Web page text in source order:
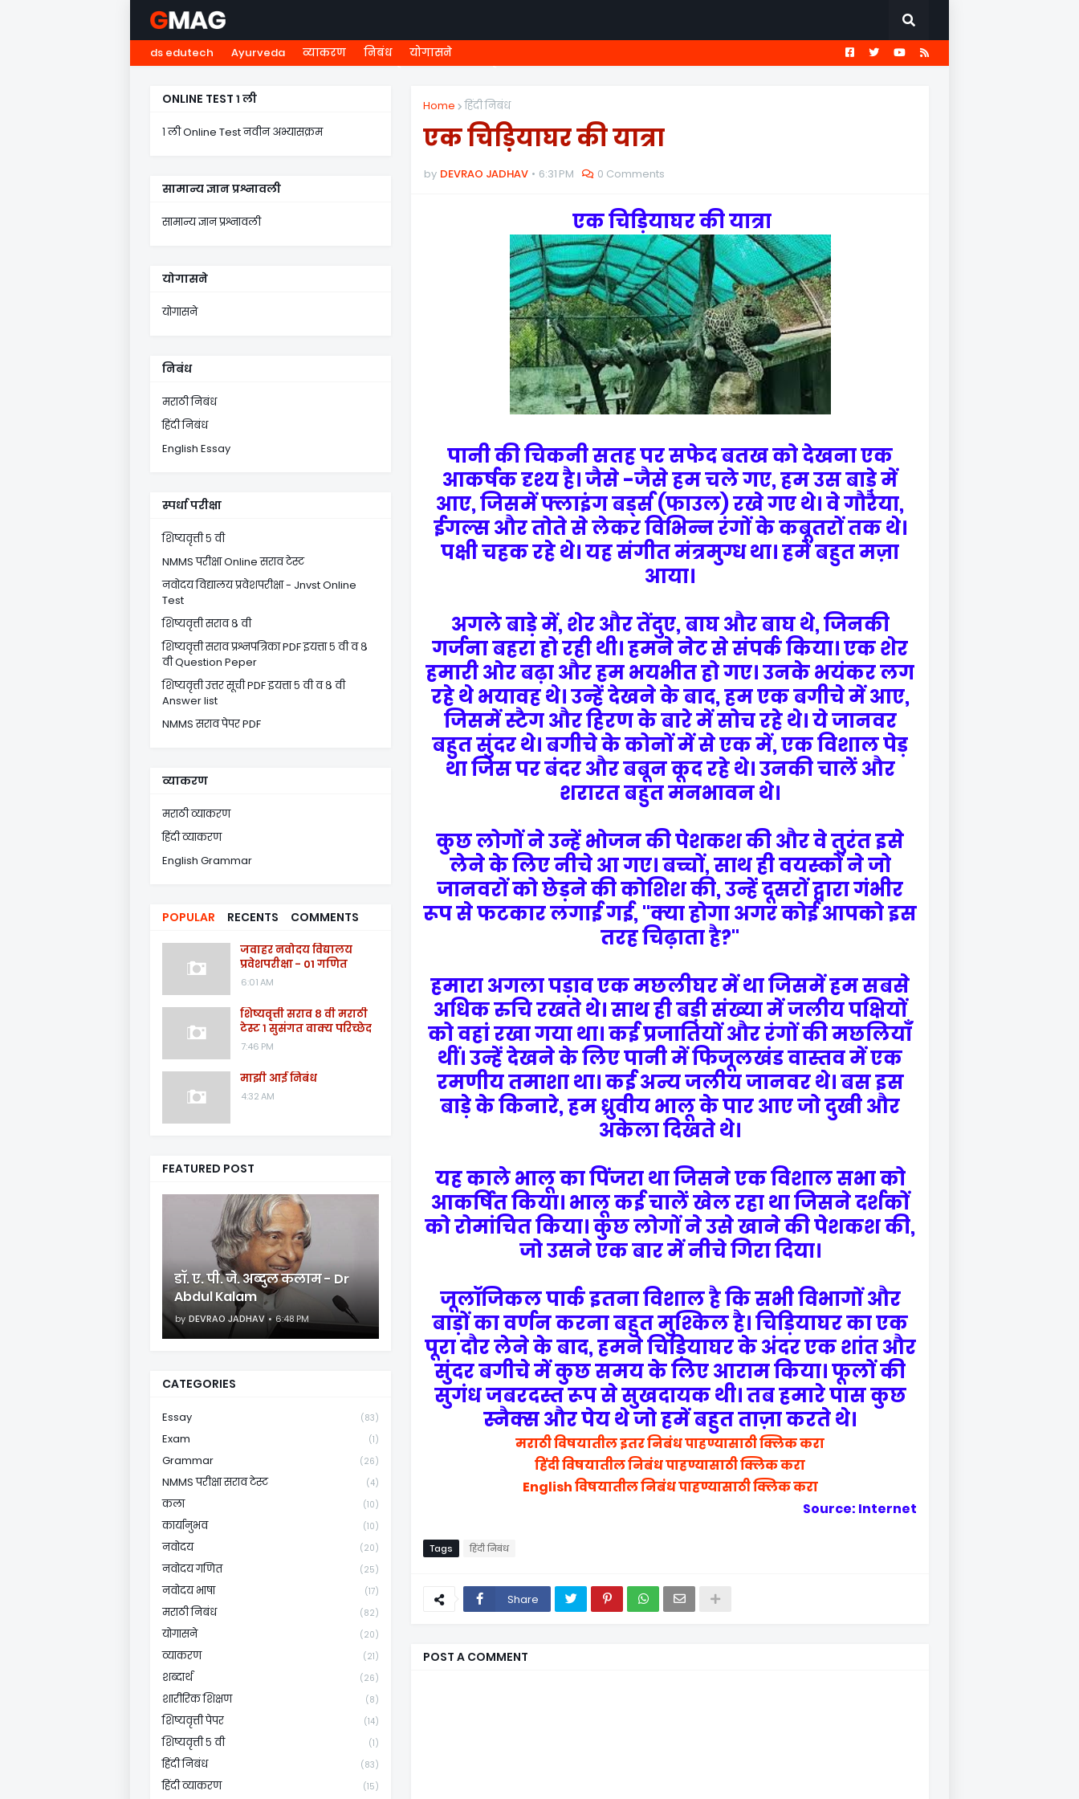
HOME नवोदय NMMS ५ वी शिष्यवृत्ती ८ वी शिष्यवृत्ती सामान्य ज्ञान प्रश्नावली
ds edutech Ayurveda व्याकरण निबंध योगासने
Home हिंदी निबंध
एक चिड़ियाघर की यात्रा
by DEVRAO JADHAV 6:31 PM 0 Comments
एक चिड़ियाघर की यात्रा
पानी की चिकनी सतह पर सफेद बतख को देखना एक
आकर्षक दृश्य है। जैसे -जैसे हम चले गए, हम उस बाड़े में
आए, जिसमें फ्लाइंग बर्ड्स (फाउल) रखे गए थे। वे गौरैया,
ईगल्स और तोते से लेकर विभिन्न रंगों के कबूतरों तक थे।
पक्षी चहक रहे थे। यह संगीत मंत्रमुग्ध था। हमें बहुत मज़ा
आया।
अगले बाड़े में, शेर और तेंदुए, बाघ और बाघ थे, जिनकी
गर्जना बहरा हो रही थी। हमने नेट से संपर्क किया। एक शेर
हमारी ओर बढ़ा और हम भयभीत हो गए। उनके भयंकर लग
रहे थे भयावह थे। उन्हें देखने के बाद, हम एक बगीचे में आए,
जिसमें स्टैग और हिरण के बारे में सोच रहे थे। ये जानवर
बहुत सुंदर थे। बगीचे के कोनों में से एक में, एक विशाल पेड़
था जिस पर बंदर और बबून कूद रहे थे। उनकी चालें और
शरारत बहुत मनभावन थे।
कुछ लोगों ने उन्हें भोजन की पेशकश की और वे तुरंत इसे
लेने के लिए नीचे आ गए। बच्चों, साथ ही वयस्कों ने जो
जानवरों को छेड़ने की कोशिश की, उन्हें दूसरों द्वारा गंभीर
रूप से फटकार लगाई गई, "क्या होगा अगर कोई आपको इस
तरह चिढ़ाता है?"
हमारा अगला पड़ाव एक मछलीघर में था जिसमें हम सबसे
अधिक रुचि रखते थे। साथ ही बड़ी संख्या में जलीय पक्षियों
को वहां रखा गया था। कई प्रजातियों और रंगों की मछलियाँ
थीं। उन्हें देखने के लिए पानी में फिजूलखंड वास्तव में एक
रमणीय तमाशा था। कई अन्य जलीय जानवर थे। बस इस
बाड़े के किनारे, हम ध्रुवीय भालू के पार आए जो दुखी और
अकेला दिखते थे।
यह काले भालू का पिंजरा था जिसने एक विशाल सभा को
आकर्षित किया। भालू कई चालें खेल रहा था जिसने दर्शकों
को रोमांचित किया। कुछ लोगों ने उसे खाने की पेशकश की,
जो उसने एक बार में नीचे गिरा दिया।
जूलॉजिकल पार्क इतना विशाल है कि सभी विभागों और
बाड़ों का वर्णन करना बहुत मुश्किल है। चिड़ियाघर का एक
पूरा दौर लेने के बाद, हमने चिड़ियाघर के अंदर एक शांत और
सुंदर बगीचे में कुछ समय के लिए आराम किया। फूलों की
सुगंध जबरदस्त रूप से सुखदायक थी। तब हमारे पास कुछ
स्नैक्स और पेय थे जो हमें बहुत ताज़ा करते थे।
मराठी विषयातील इतर निबंध पाहण्यासाठी क्लिक करा
हिंदी विषयातील निबंध पाहण्यासाठी क्लिक करा
English विषयातील निबंध पाहण्यासाठी क्लिक करा
Source: Internet
Tags हिंदी निबंध
Share
POST A COMMENT
ONLINE TEST १ ली
१ ली Online Test नवीन अभ्यासक्रम
सामान्य ज्ञान प्रश्नावली
सामान्य ज्ञान प्रश्नावली
योगासने
योगासने
निबंध
मराठी निबंध
हिंदी निबंध
English Essay
स्पर्धा परीक्षा
शिष्यवृत्ती ५ वी
NMMS परीक्षा Online सराव टेस्ट
नवोदय विद्यालय प्रवेशपरीक्षा - Jnvst Online
Test
शिष्यवृत्ती सराव ८ वी
शिष्यवृत्ती सराव प्रश्नपत्रिका PDF इयत्ता ५ वी व ८
वी Question Peper
शिष्यवृत्ती उत्तर सूची PDF इयत्ता ५ वी व ८ वी
Answer list
NMMS सराव पेपर PDF
व्याकरण
मराठी व्याकरण
हिंदी व्याकरण
English Grammar
POPULAR RECENTS COMMENTS
जवाहर नवोदय विद्यालय
प्रवेशपरीक्षा - 01 गणित
6:01 AM
शिष्यवृत्ती सराव ८ वी मराठी
टेस्ट १ सुसंगत वाक्य परिच्छेद
7:46 PM
माझी आई निबंध
4:32 AM
FEATURED POST
डॉ. ए. पी. जे. अब्दुल कलाम - Dr
Abdul Kalam
by DEVRAO JADHAV 6:48 PM
CATEGORIES
Essay (83)
Exam (1)
Grammar (26)
NMMS परीक्षा सराव टेस्ट (4)
कला (10)
कार्यानुभव (10)
नवोदय (20)
नवोदय गणित (25)
नवोदय भाषा (17)
मराठी निबंध (82)
योगासने (20)
व्याकरण (21)
शब्दार्थ (26)
शारीरिक शिक्षण (8)
शिष्यवृत्ती पेपर (14)
शिष्यवृत्ती ५ वी (1)
हिंदी निबंध (83)
हिंदी व्याकरण (15)